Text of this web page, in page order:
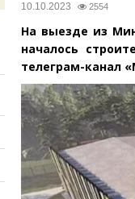
10.10.2023 2554
На выезде из
началось
телеграм-канал «